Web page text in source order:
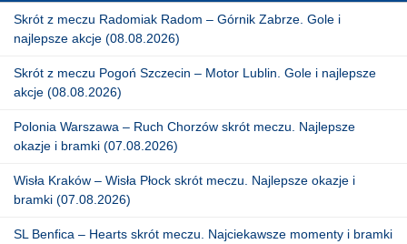
Skrót z meczu Radomiak Radom – Górnik Zabrze. Gole i
najlepsze akcje (08.08.2026)
Skrót z meczu Pogoń Szczecin – Motor Lublin. Gole i najlepsze
akcje (08.08.2026)
Polonia Warszawa – Ruch Chorzów skrót meczu. Najlepsze
okazje i bramki (07.08.2026)
Wisła Kraków – Wisła Płock skrót meczu. Najlepsze okazje i
bramki (07.08.2026)
SL Benfica – Hearts skrót meczu. Najciekawsze momenty i bramki